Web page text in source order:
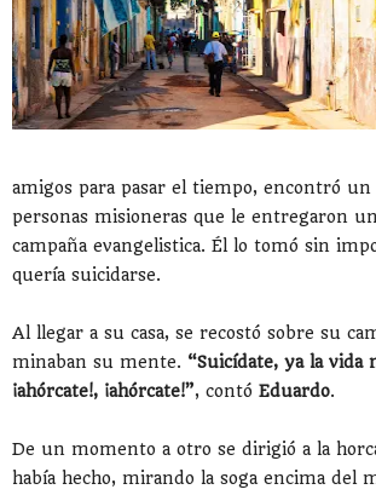
amigos para pasar el tiempo, encontró
personas misioneras que le entregaron
campaña evangelistica. Él lo tomó sin
quería suicidarse.
Al llegar a su casa, se recostó sobre su
minaban su mente. “Suicídate, ya la vida
¡ahórcate!, ¡ahórcate!”, contó Eduardo.
De un momento a otro se dirigió a la
había hecho, mirando la soga encima del